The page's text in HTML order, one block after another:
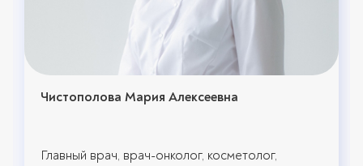
Чистополова Мария Алексеевна
Главный врач, врач-онколог, косметолог,